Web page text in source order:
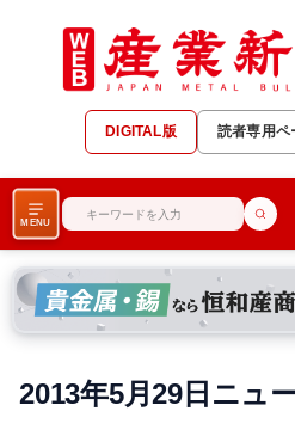
DIGITAL版 読者専用ペ
MENU
2013年5月29日ニュ